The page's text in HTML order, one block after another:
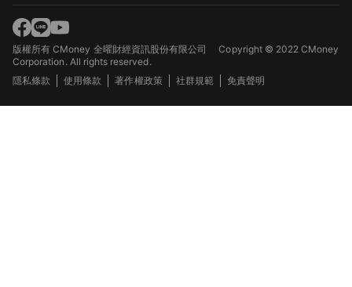
版權所有 CMoney 全曜財經資訊股份有限公司Copyright © 2022 CMoney
Corporation. All rights reserved.
隱私條款
使用條款 著作權政策 社群規範 免責聲明